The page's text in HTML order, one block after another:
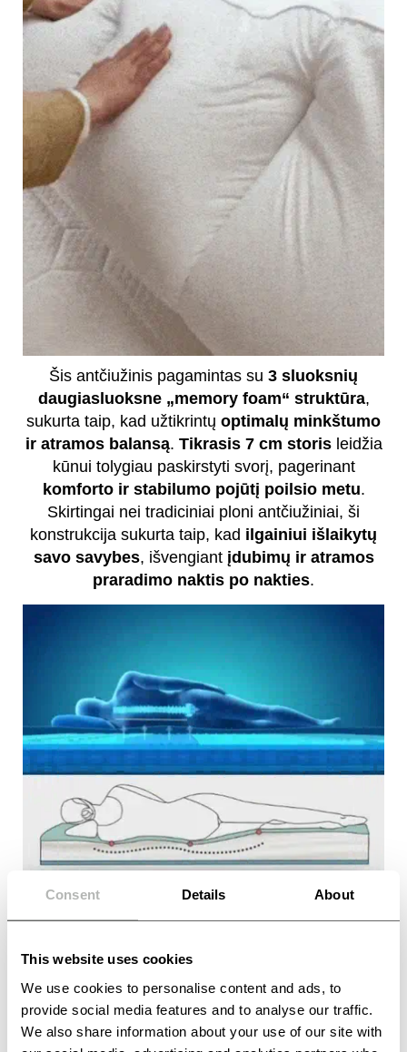
Consent Details About
This website uses cookies
We use cookies to personalise content and ads, to
provide social media features and to analyse our traffic.
We also share information about your use of our site with
Šis antčiužinis pagamintas su 3 sluoksnių
daugiasluoksne „memory foam“ struktūra,
sukurta taip, kad užtikrintų optimalų minkštumo
ir atramos balansą. Tikrasis 7 cm storisleidžia
kūnui tolygiau paskirstyti svorį, pagerinant
komforto ir stabilumo pojūtį poilsio metu.
Skirtingai nei tradiciniai ploni antčiužiniai, ši
konstrukcija sukurta taip, kad ilgainiui išlaikytų
savo savybes, išvengiant įdubimų ir atramos
praradimo naktis po nakties.
ERGONOMIŠKA ATRAMA, SKATINANTI
NATŪRALIĄ KŪNO LAIKYSENĄ
Skirtingų sluoksnių derinys sukurtas taip, kad